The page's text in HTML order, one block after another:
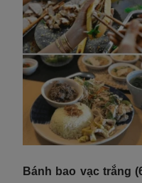
Bánh bao vạc trắng